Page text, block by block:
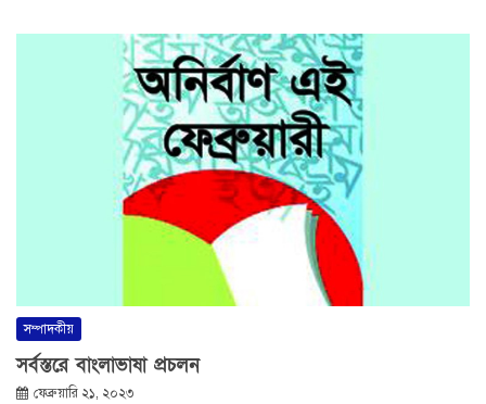
সম্পাদকীয়
সর্বস্তরে বাংলাভাষা প্রচলন
ফেব্রুয়ারি ২১, ২০২৩